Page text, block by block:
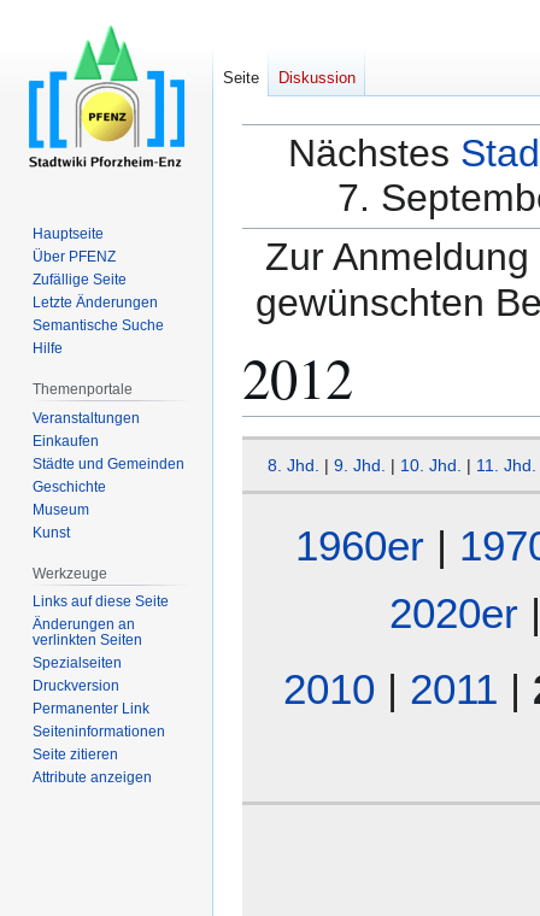
Nächstes
7.
Zur
gewünschten
2012
Navigation
Suche
8. Jhd. | 9. Jhd. | 10. Jhd. | 11. Jhd.
1960er |
2020er
2010 | 2011 |
Seite Diskussion
Hauptseite
Über PFENZ
Zufällige Seite
Letzte Änderungen
Semantische Suche
Hilfe
Themenportale
Veranstaltungen
Einkaufen
Städte und Gemeinden
Geschichte
Museum
Kunst
Werkzeuge
Links auf diese Seite
Änderungen an
verlinkten Seiten
Spezialseiten
Druckversion
Permanenter Link
Seiten­­informationen
Seite zitieren
Attribute anzeigen